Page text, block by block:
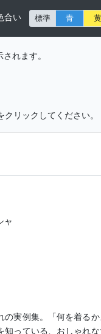
合い 標準 青 黄
れます。
リックしてください。
ャ
の実例集。「何を着る
知っている、おしゃれ